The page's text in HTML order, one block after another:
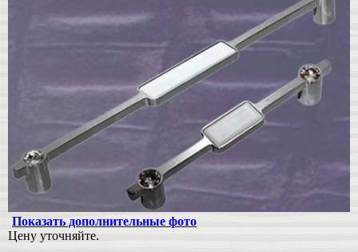
Показать дополнительные фото
Цену уточняйте.